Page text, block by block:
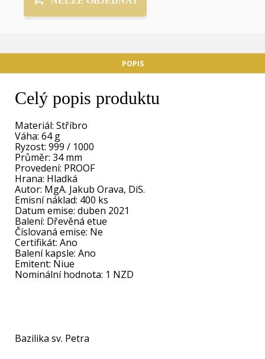
POPIS
Celý popis produktu
Materiál: Stříbro
Váha: 64 g
Ryzost: 999 / 1000
Průměr: 34 mm
Provedení: PROOF
Hrana: Hladká
Autor: MgA. Jakub Orava, DiS.
Emisní náklad: 400 ks
Datum emise: duben 2021
Balení: Dřevěná etue
Číslovaná emise: Ne
Certifikát: Ano
Balení kapsle: Ano
Emitent: Niue
Nominální hodnota: 1 NZD
Bazilika sv. Petra